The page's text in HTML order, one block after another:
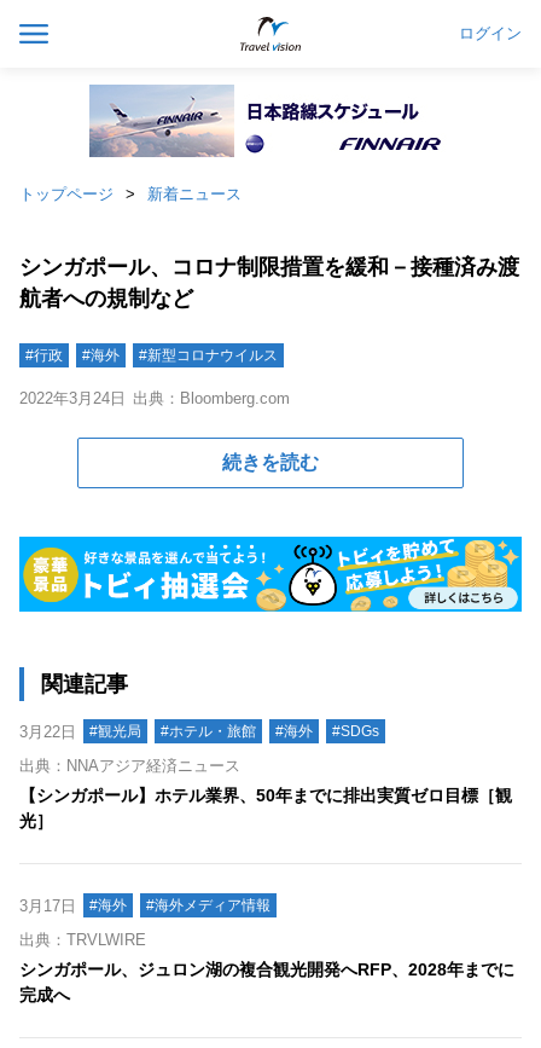
ログイン
トップページ 新着ニュース
シンガポール、コロナ制限措置を緩和－接種済み渡
航者への規制など
#行政 #海外 #新型コロナウイルス
2022年3月24日 出典：Bloomberg.com
続きを読む
関連記事
3月22日 #観光局 #ホテル・旅館 #海外 #SDGs
出典：NNAアジア経済ニュース
【シンガポール】ホテル業界、50年までに排出実質ゼロ目標［観
光］
3月17日 #海外 #海外メディア情報
出典：TRVLWIRE
シンガポール、ジュロン湖の複合観光開発へRFP、2028年までに
完成へ